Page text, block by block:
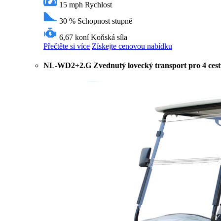
15 mph Rychlost
30 % Schopnost stupně
6,67 koní Koňská síla
Přečtěte si více Získejte cenovou nabídku
NL-WD2+2.G Zvednutý lovecký transport pro 4